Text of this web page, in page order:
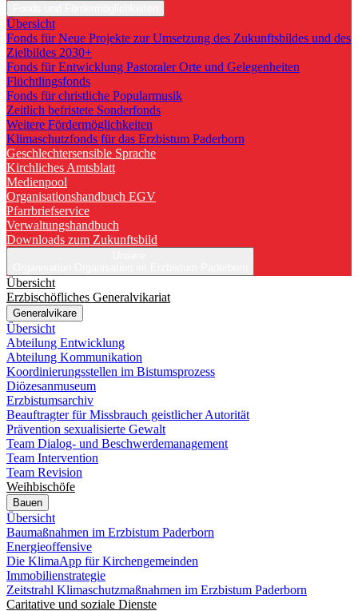
Übersicht
Fonds für Neue Projekte zur Umsetzung des Zukunftsbildes und des
Zielbildes 2030+
Fonds für Entwicklung Pastoraler Orte und Gelegenheiten
Flüchtlingsfonds
Fonds für christliche Popularmusik
Zeitlich befristete Sonderfonds
Weitere Fördermöglichkeiten
Klimaschutzfonds für das Erzbistum Paderborn
Geschlechtersensible Sprache
Kirchliches Amtsblatt
Medienpool
Organisationshandbuch EGV
Pfarrbriefservice
Verwaltungshandbuch
Downloads zum Zukunftsbild
Übersicht
Erzbischöfliches Generalvikariat
Generalvikare
Übersicht
Abteilung Entwicklung
Abteilung Kommunikation
Koordinierungsstellen im Bistumsprozess
Diözesanmuseum
Erzbistumsarchiv
Beauftragter für Missbrauch geistlicher Autorität
Prävention sexualisierte Gewalt
Team Dialog- und Beschwerdemanagement
Team Intervention
Team Revision
Weihbischöfe
Bauen
Übersicht
Baumaßnahmen im Erzbistum Paderborn
Energieoffensive
Die KlimaApp für Kirchengemeinden
Immobilienstrategie
Zeitstrahl Klimaschutzmaßnahmen im Erzbistum Paderborn
Caritative und soziale Dienste